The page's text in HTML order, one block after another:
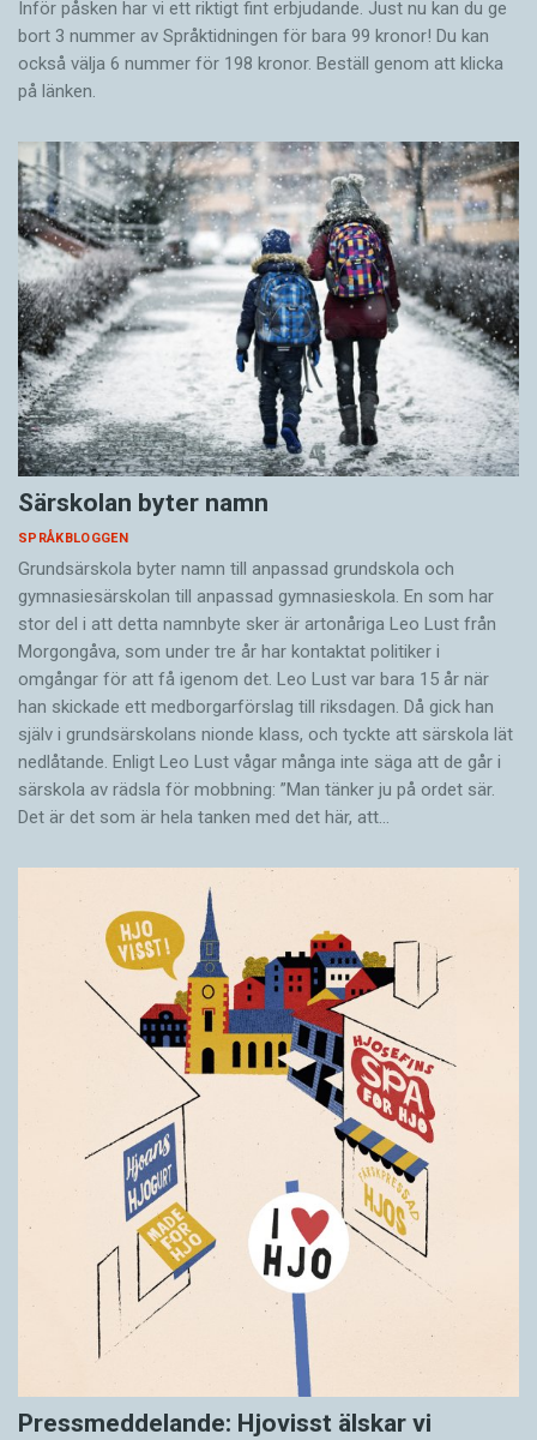
Inför påsken har vi ett riktigt fint erbjudande. Just nu kan du ge
bort 3 nummer av Språktidningen för bara 99 kronor! Du kan
också välja 6 nummer för 198 kronor. Beställ genom att klicka
på länken.
Särskolan byter namn
SPRÅKBLOGGEN
Grundsärskola byter namn till anpassad grundskola och
gymnasiesärskolan till anpassad gymnasieskola. En som har
stor del i att detta namnbyte sker är artonåriga Leo Lust från
Morgongåva, som under tre år har kontaktat politiker i
omgångar för att få igenom det. Leo Lust var bara 15 år när
han skickade ett medborgarförslag till riksdagen. Då gick han
själv i grundsärskolans nionde klass, och tyckte att särskola lät
nedlåtande. Enligt Leo Lust vågar många inte säga att de går i
särskola av rädsla för mobbning: ”Man tänker ju på ordet sär.
Det är det som är hela tanken med det här, att…
Pressmeddelande: Hjovisst älskar vi